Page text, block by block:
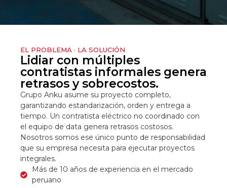
EL PROBLEMA · LA SOLUCIÓN
Lidiar con múltiples
contratistas informales genera
retrasos y sobrecostos.
Grupo Anku asume su proyecto completo,
garantizando estandarización, orden y entrega a
tiempo. Un contratista eléctrico no coordinado con
el equipo de data genera retrasos costosos.
Nosotros somos ese único punto de responsabilidad
que su empresa necesita para ejecutar proyectos
integrales.
Más de 10 años de experiencia en el mercado
peruano